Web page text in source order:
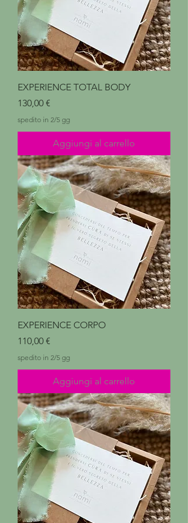
EXPERIENCE TOTAL BODY
Prezzo
130,00 €
spedito in 2/5 gg
Aggiungi al carrello
EXPERIENCE CORPO
Prezzo
110,00 €
spedito in 2/5 gg
Aggiungi al carrello